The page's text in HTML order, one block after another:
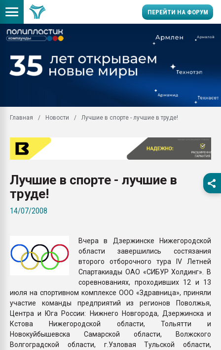
ПЕРЕЙТИ НА ФОРУМ
производство SPC
заводу пластмасс"
Помощь в подборе
Вакуум-формовочные
ближайшее
Подмосковье, Москва
первый план в
бутылок
ПЕРЕЙТИ НА
Главная Новости Лучшие в спорте - лучшие в труде!
Лучшие в спорте - лучшие в
труде!
14/07/2008
Вчера в Дзержинске Нижегородской
области завершились состязания
второго отборочного тура IV Летней
Спартакиады ОАО «СИБУР Холдинг». В
соревнованиях, проходивших 12 и 13
июля на спортивном комплексе ООО «Здравница», приняли
участие команды предприятий из регионов Поволжья,
Центра и Юга России: Нижнего Новгорода, Дзержинска и
Кстова Нижегородской области, Тольятти и
Новокуйбышевска Самарской области, Волжского
Волгоградской области, г.Узловая Тульской области,